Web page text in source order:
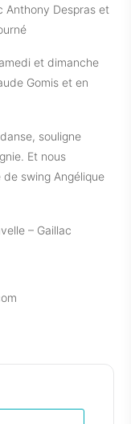
Anthony Despras et
et dimanche
Gomis et en
souligne
Et nous
swing Angélique
– Gaillac